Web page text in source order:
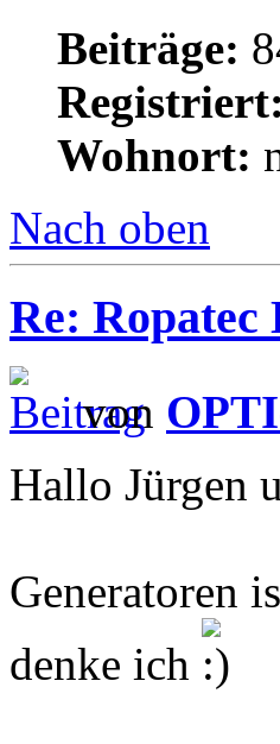
Beiträge:
Registriert:
Wohnort:
Nach oben
Re: Ropatec
von
Hallo Jürgen
Generatoren
denke ich